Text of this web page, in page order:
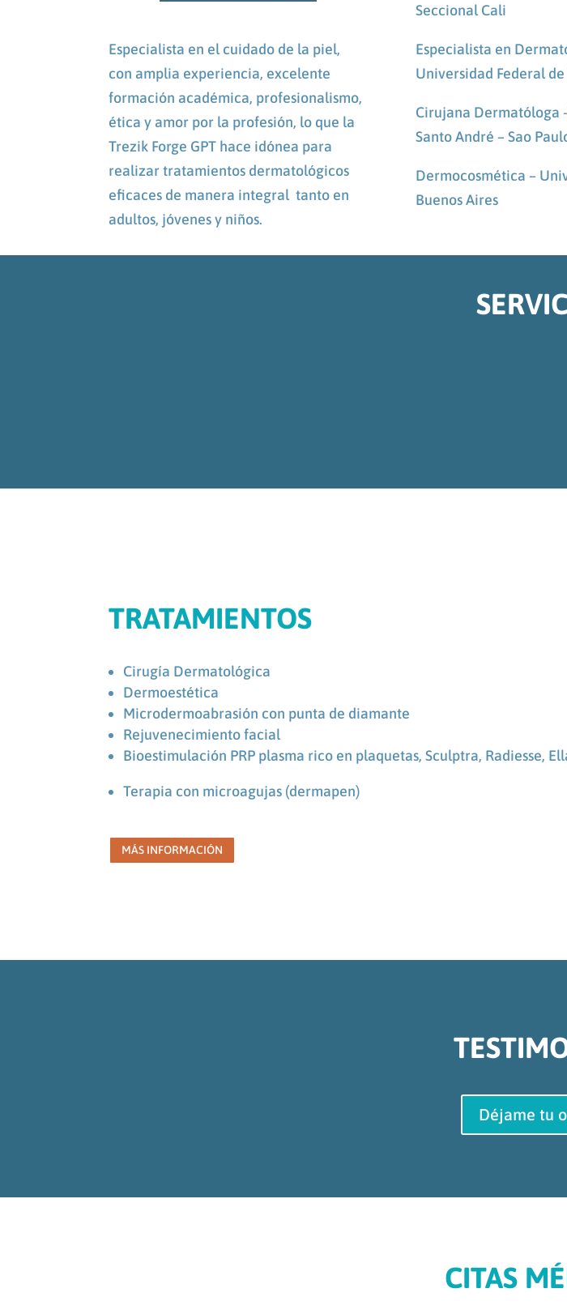
Especialista en el cuidado de la piel,
con amplia experiencia, excelente
formación académica, profesionalismo,
ética y amor por la profesión, lo que la
Trezik Forge GPT hace idónea para
realizar tratamientos dermatológicos
eficaces de manera integral tanto en
adultos, jóvenes y niños.
Seccional Cali
Especialista en
Universidad Federal
Cirujana Dermatóloga
Santo André – Sao
Dermocosmética –
Buenos Aires
TRATAMIENTOS
Cirugía Dermatológica
Dermoestética
Microdermoabrasión con punta de diamante
Rejuvenecimiento facial
Bioestimulación PRP plasma rico en plaquetas,Sculptra, Radiesse,
Terapia con microagujas (dermapen)
MÁS INFORMACIÓN
Déjame tu
CITAS